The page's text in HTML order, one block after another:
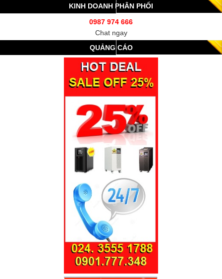
KINH DOANH PHÂN PHỐI
0987 974 666
Chat ngay
QUẢNG CÁO